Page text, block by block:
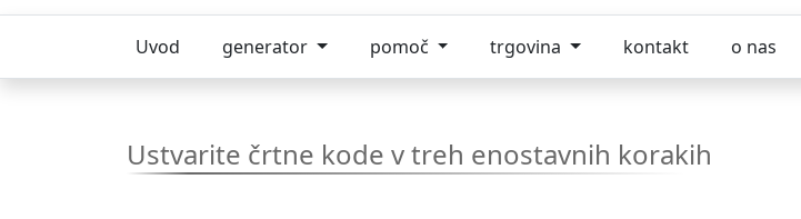
Uvod generator pomoč trgovina kontakt o nas
Ustvarite črtne kode v treh enostavnih korakih